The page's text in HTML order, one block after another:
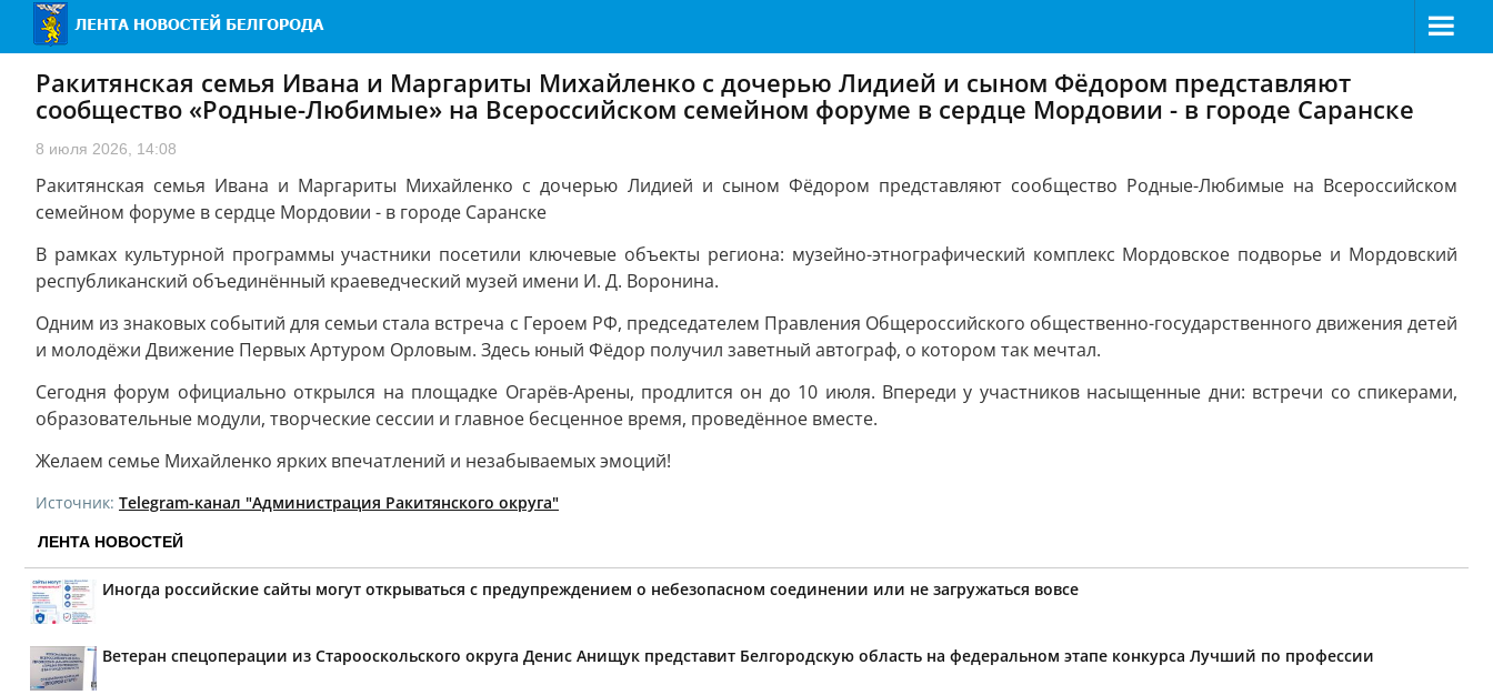
Ракитянская семья Ивана и Маргариты Михайленко с дочерью Лидией и сыном Фёдором представляют
сообщество «Родные-Любимые» на Всероссийском семейном форуме в сердце Мордовии - в городе Саранске
8 июля 2026, 14:08
Ракитянская семья Ивана и Маргариты Михайленко с дочерью Лидией и сыном Фёдором представляют сообщество Родные-Любимые на Всероссийском
семейном форуме в сердце Мордовии - в городе Саранске
В рамках культурной программы участники посетили ключевые объекты региона: музейно-этнографический комплекс Мордовское подворье и Мордовский
республиканский объединённый краеведческий музей имени И. Д. Воронина.
Одним из знаковых событий для семьи стала встреча с Героем РФ, председателем Правления Общероссийского общественно-государственного движения детей
и молодёжи Движение Первых Артуром Орловым. Здесь юный Фёдор получил заветный автограф, о котором так мечтал.
Сегодня форум официально открылся на площадке Огарёв-Арены, продлится он до 10 июля. Впереди у участников насыщенные дни: встречи со спикерами,
образовательные модули, творческие сессии и главное бесценное время, проведённое вместе.
Желаем семье Михайленко ярких впечатлений и незабываемых эмоций!
Источник: Telegram-канал "Администрация Ракитянского округа"
ЛЕНТА НОВОСТЕЙ
Иногда российские сайты могут открываться с предупреждением о небезопасном соединении или не загружаться вовсе
Ветеран спецоперации из Старооскольского округа Денис Анищук представит Белгородскую область на федеральном этапе конкурса Лучший по профессии